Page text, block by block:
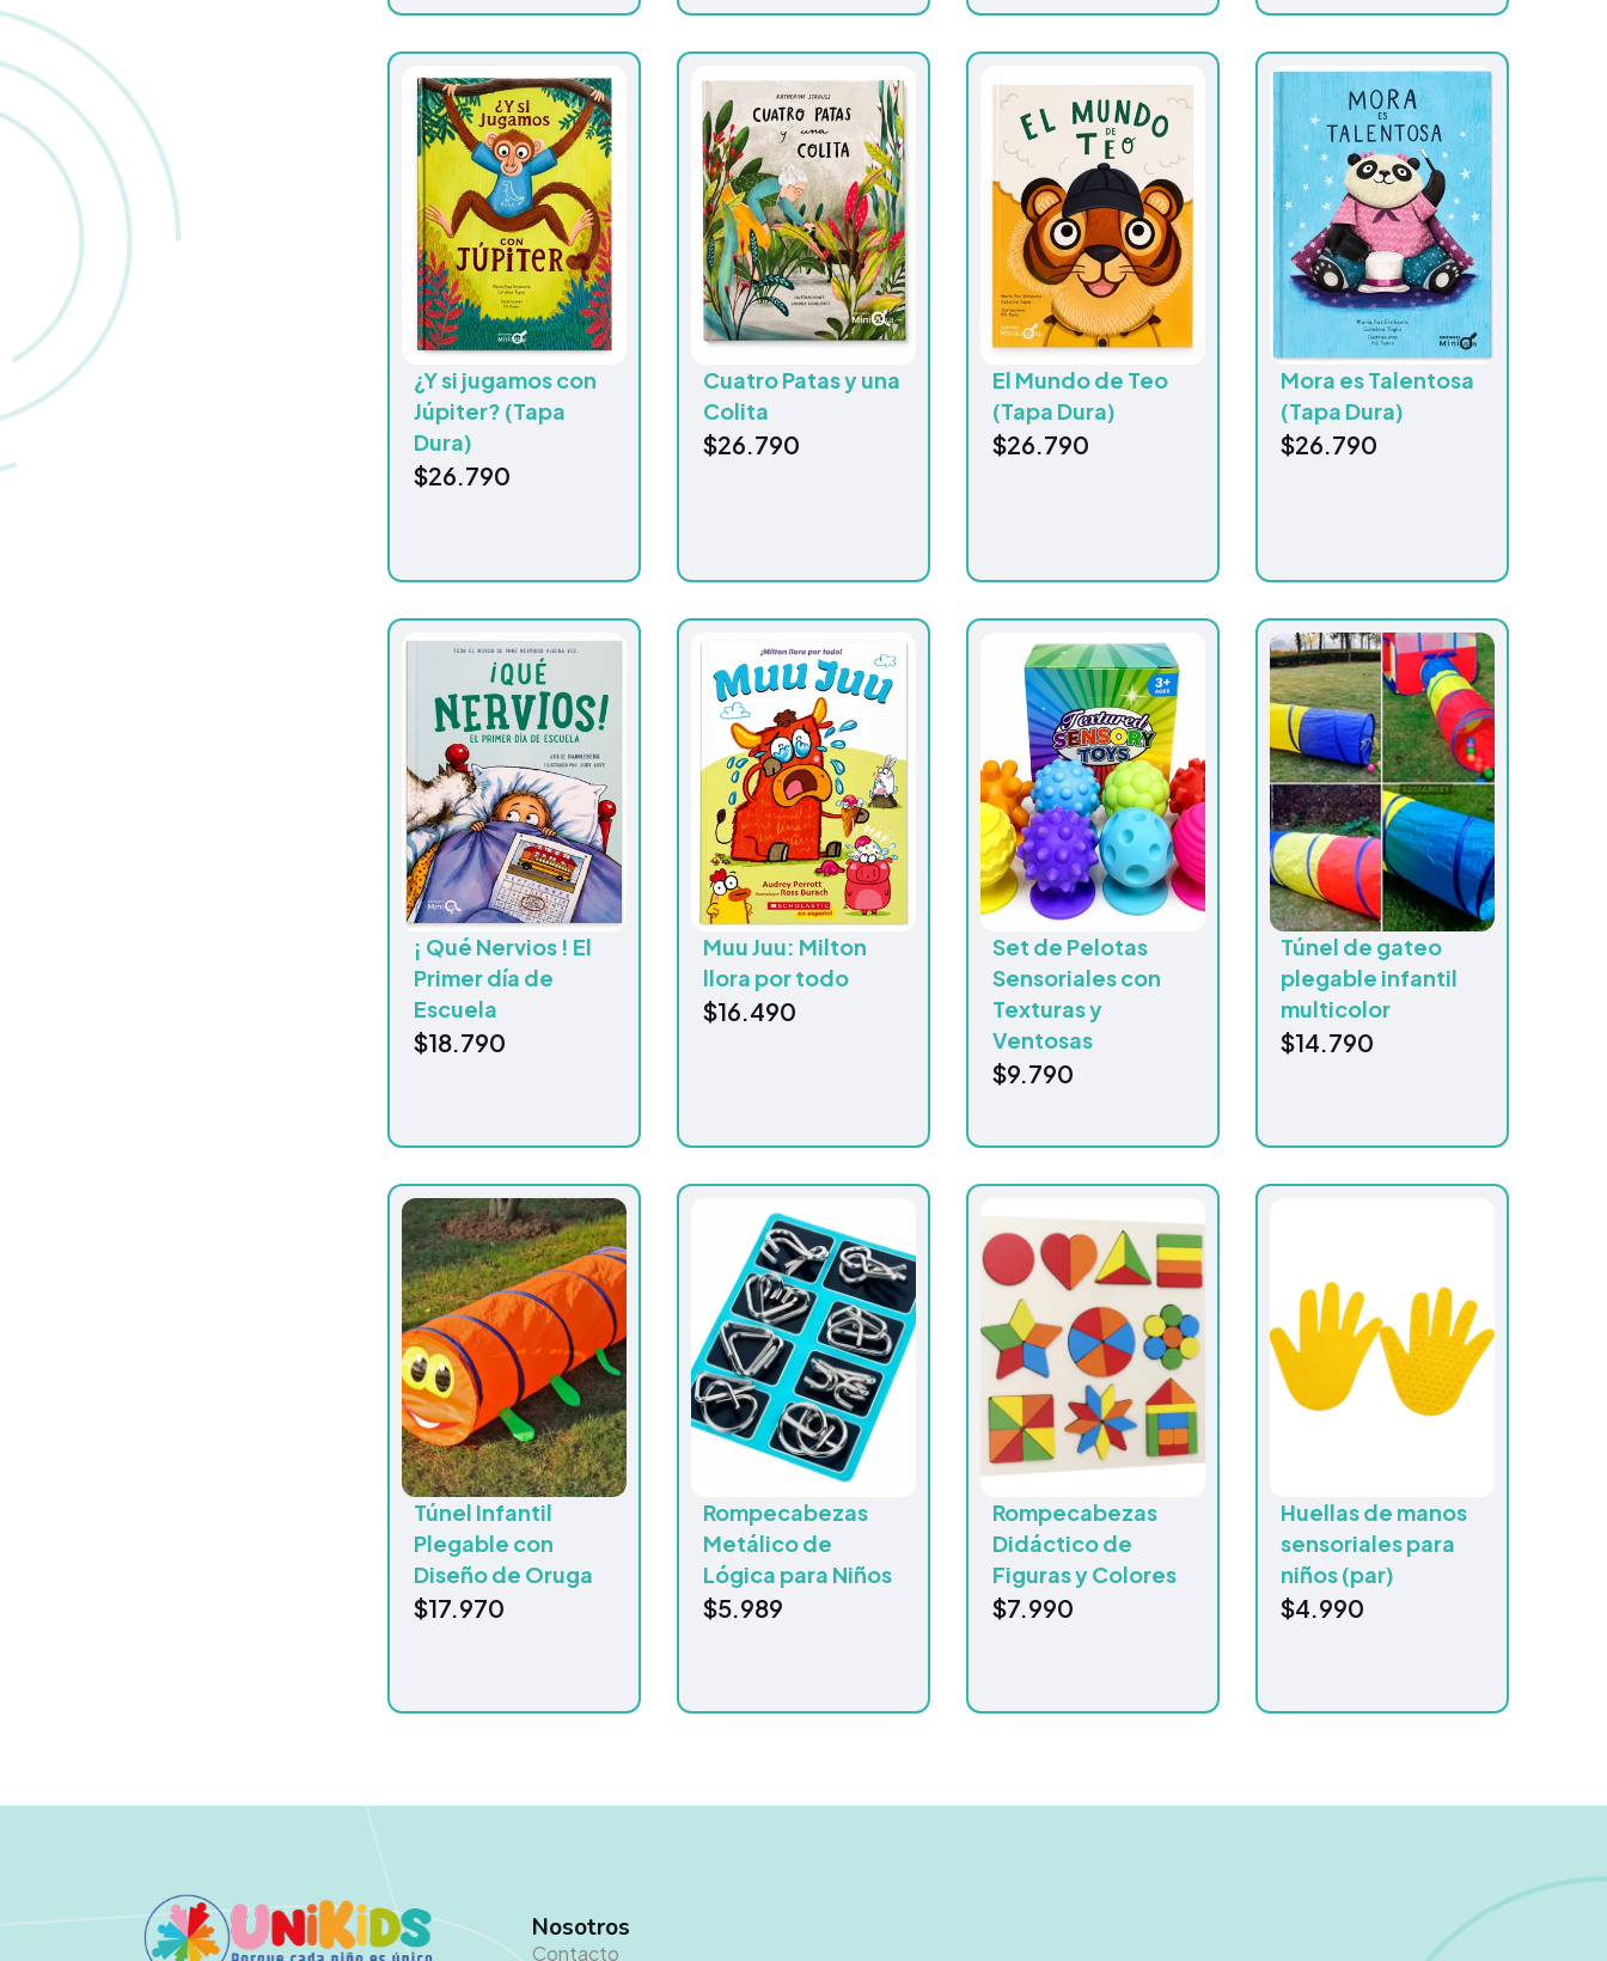
¿Y si jugamos con
Júpiter? (Tapa
Dura)
$26.790
Cuatro Patas y una
Colita
$26.790
El Mundo de Teo
(Tapa Dura)
$26.790
Mora es Talentosa
(Tapa Dura)
$26.790
¡ Qué Nervios ! El
Primer día de
Escuela
$18.790
Muu Juu: Milton
llora por todo
$16.490
Set de Pelotas
Sensoriales con
Texturas y
Ventosas
$9.790
Túnel de gateo
plegable infantil
multicolor
$14.790
Túnel Infantil
Plegable con
Diseño de Oruga
$17.970
Rompecabezas
Metálico de
Lógica para Niños
$5.989
Rompecabezas
Didáctico de
Figuras y Colores
$7.990
Huellas de manos
sensoriales para
niños (par)
$4.990
Nosotros
Contacto